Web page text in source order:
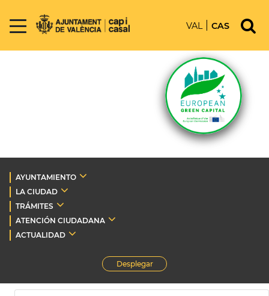
VAL CAS
AYUNTAMIENTO
LA CIUDAD
TRÁMITES
ATENCIÓN CIUDADANA
ACTUALIDAD
Desplegar